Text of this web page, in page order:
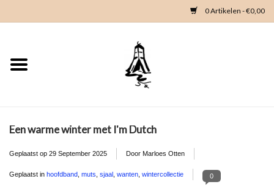
0 Artikelen - €0,00
Home
Kleding
Een warme winter met I'm Dutch
Geplaatst op 29 September 2025 Door Marloes Otten
Geplaatst in hoofdband muts sjaal wanten wintercollectie 0